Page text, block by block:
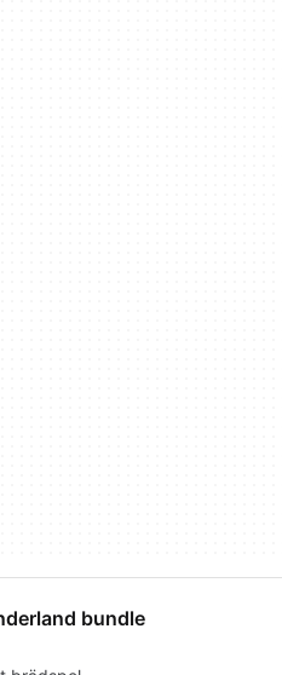
bundle